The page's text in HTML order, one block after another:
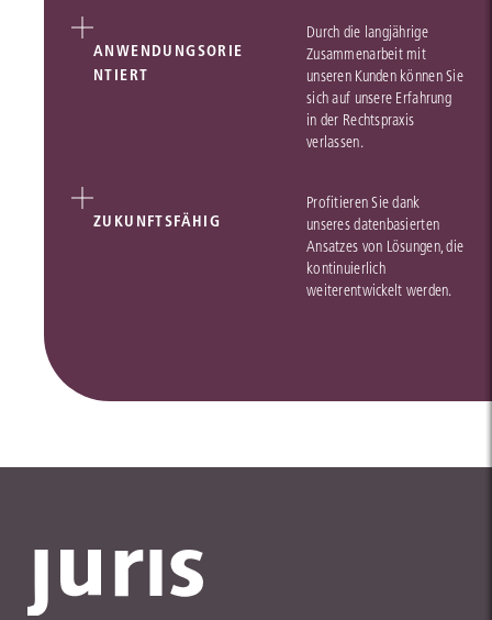
ANWENDUNGSORIE
NTIERT
Durch die langjährige
Zusammenarbeit mit
unseren Kunden können Sie
sich auf unsere Erfahrung
in der Rechtspraxis
verlassen.
ZUKUNFTSFÄHIG
Profitieren Sie dank
unseres datenbasierten
Ansatzes von Lösungen, die
kontinuierlich
weiterentwickelt werden.